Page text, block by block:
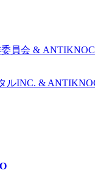
員会 &
ルINC. &